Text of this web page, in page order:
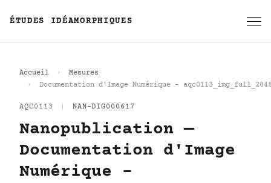
ÉTUDES IDÉAMORPHIQUES
Accueil
Mesures
Documentation d'Image Numérique -
AQC0113 NAN-DIG000617
Nanopublication —
Documentation d'Image
Numérique -